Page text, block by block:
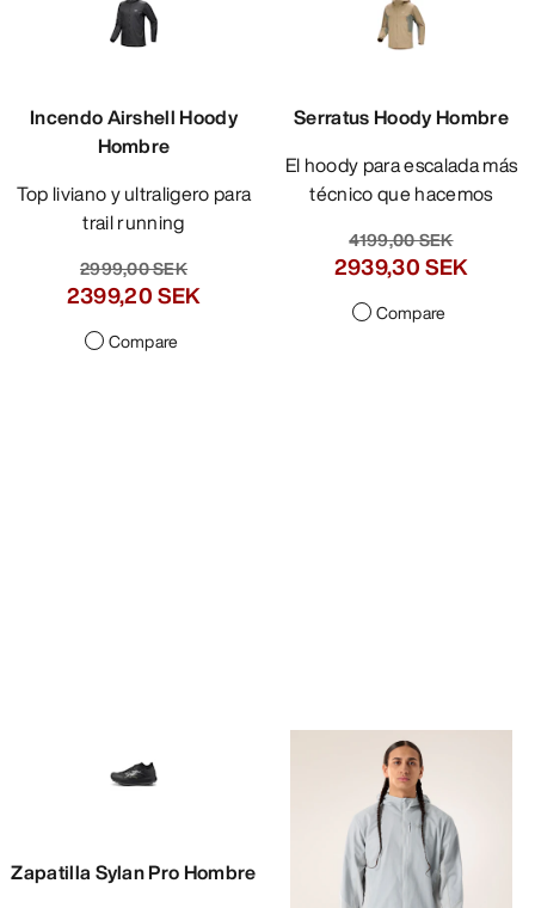
Incendo Airshell Hoody
Hombre
Top liviano y ultraligero para
trail running
2999,00 SEK
2399,20 SEK
Compare
Serratus Hoody Hombre
El hoody para escalada más
técnico que hacemos
4199,00 SEK
2939,30 SEK
Compare
Zapatilla Sylan Pro Hombre